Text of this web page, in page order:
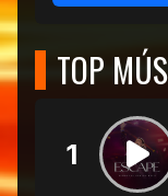
TOP
1